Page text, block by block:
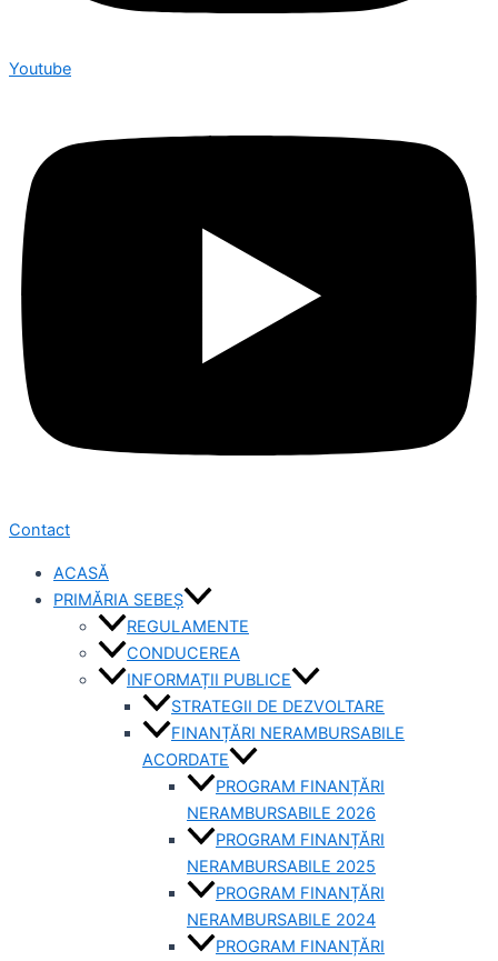
Youtube
Contact
ACASĂ
PRIMĂRIA SEBEȘ
REGULAMENTE
CONDUCEREA
INFORMAȚII PUBLICE
STRATEGII DE DEZVOLTARE
FINANȚĂRI NERAMBURSABILE
ACORDATE
PROGRAM FINANȚĂRI
NERAMBURSABILE 2026
PROGRAM FINANȚĂRI
NERAMBURSABILE 2025
PROGRAM FINANȚĂRI
NERAMBURSABILE 2024
PROGRAM FINANȚĂRI